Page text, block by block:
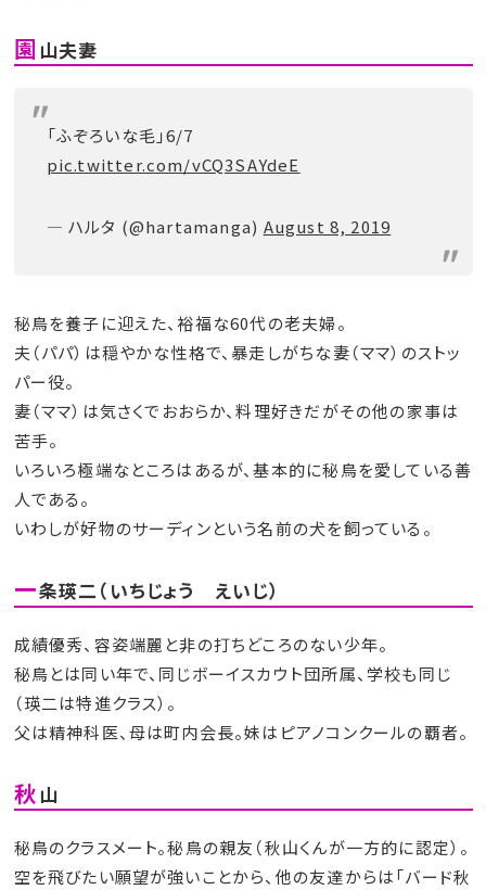
園 山夫妻
「ふぞろいな毛」6/7
pic.twitter.com/vCQ3SAYdeE
— ハルタ (@hartamanga) August 8, 2019
秘鳥を養子に迎えた、裕福な60代の老夫婦。
夫（パパ）は穏やかな性格で、暴走しがちな妻（ママ）のストッ
パー役。
妻（ママ）は気さくでおおらか、料理好きだがその他の家事は
苦手。
いろいろ極端なところはあるが、基本的に秘鳥を愛している善
人である。
いわしが好物のサーディンという名前の犬を飼っている。
一条瑛二（いちじょう えいじ）
成績優秀、容姿端麗と非の打ちどころのない少年。
秘鳥とは同い年で、同じボーイスカウト団所属、学校も同じ
（瑛二は特進クラス）。
父は精神科医、母は町内会長。妹はピアノコンクールの覇者。
秋 山
秘鳥のクラスメート。秘鳥の親友（秋山くんが一方的に認定）。
空を飛びたい願望が強いことから、他の友達からは「バード秋